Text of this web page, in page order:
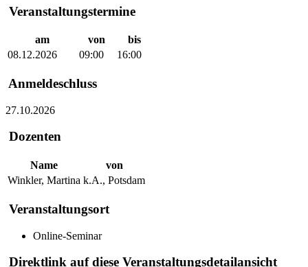
Veranstaltungstermine
am von
bis
08.12.2026
09:00 16:00
Anmeldeschluss
27.10.2026
Dozenten
Name
von
Winkler, Martina k.A., Potsdam
Veranstaltungsort
Online-Seminar
Direktlink auf diese Veranstaltungsdetailansicht